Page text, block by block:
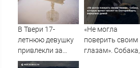
Башкирии
В Твери 17-
летнюю девушку
привлекли за
распространение
«Не могла
поверить своим
глазам». Собака,